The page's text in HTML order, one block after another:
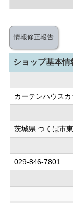
情報修正報告
ショップ基本情
カーテンハウス
茨城県 つくば市
029-846-7801